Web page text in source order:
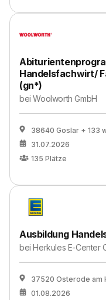
Handelsfachwirt/
(gn*)
beiWoolworth GmbH
38640 Goslar + 133
31.07.2026
135 Plätze
Ausbildung
beiHerkules E-Center
37520 Osterode am
01.08.2026